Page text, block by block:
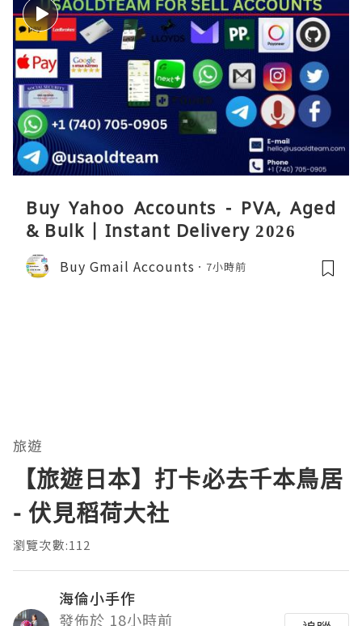
Buy Yahoo Accounts - PVA, Aged
& Bulk | Instant Delivery 2026
Buy Gmail Accounts 7小時前
旅遊
【旅遊日本】打卡必去千本鳥居
- 伏見稻荷大社
瀏覽次數:112
海倫小手作
發佈於 18小時前